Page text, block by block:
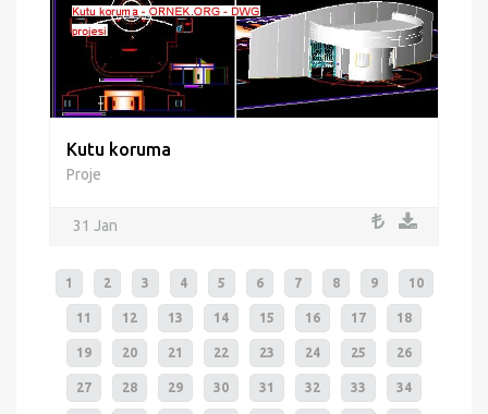
Kutu koruma
Proje
31 Jan
1 2 3 4 5 6 7 8 9 10
11 12 13 14 15 16 17 18
19 20 21 22 23 24 25 26
27 28 29 30 31 32 33 34